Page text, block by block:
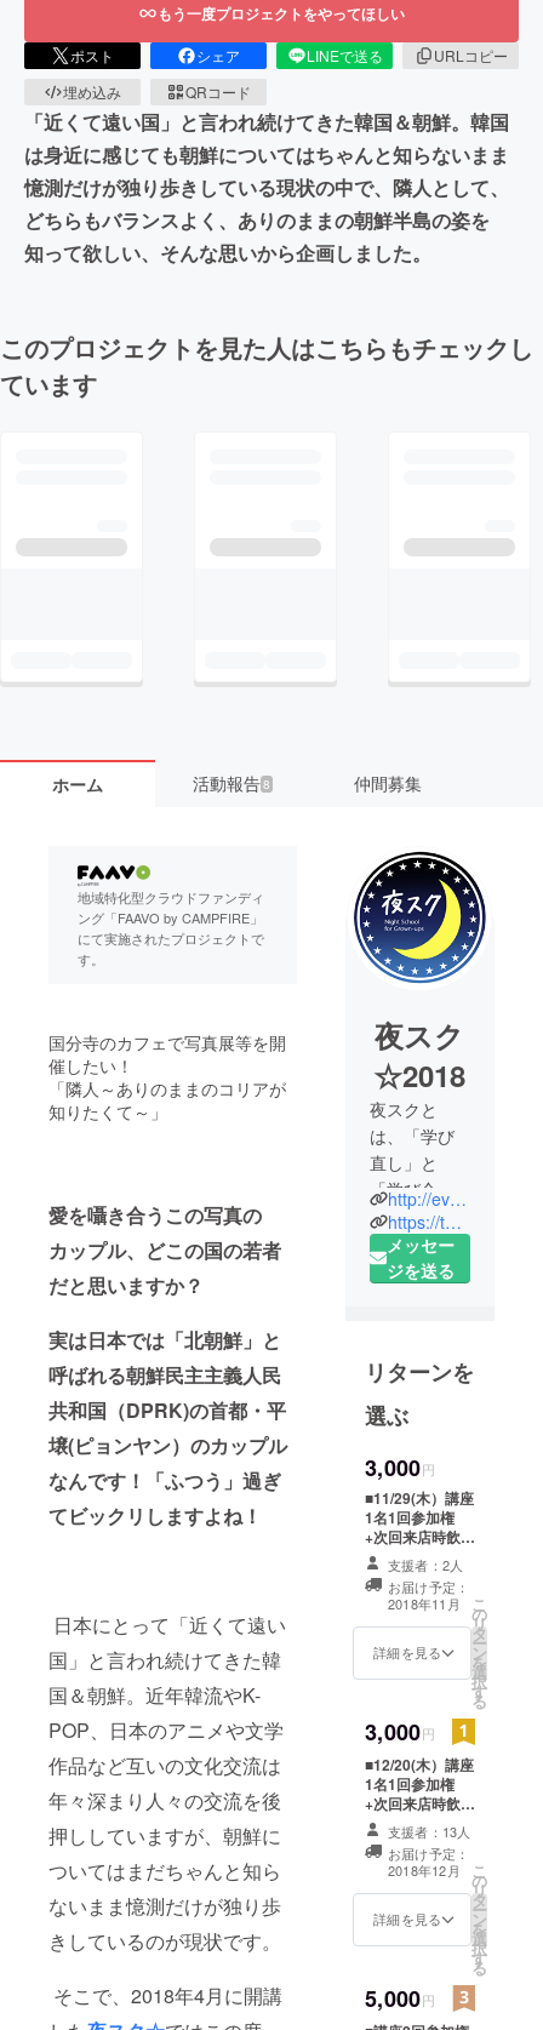
もう一度プロジェクトをやってほしい
ポスト シェア LINEで送る
URLコピー
埋め込み
QRコード
「近くて遠い国」と言われ続けてきた韓国＆朝鮮。韓国
は身近に感じても朝鮮についてはちゃんと知らないまま
憶測だけが独り歩きしている現状の中で、隣人として、
どちらもバランスよく、ありのままの朝鮮半島の姿を
知って欲しい、そんな思いから企画しました。
このプロジェクトを見た人はこちらもチェックし
ています
ホーム 活動報告8 仲間募集
地域特化型クラウドファンディ
ング「FAAVO by CAMPFIRE」
にて実施されたプロジェクトで
す。
国分寺のカフェで写真展等を開
催したい！
「隣人～ありのままのコリアが
知りたくて～」
愛を囁き合うこの写真の
カップル、どこの国の若者
だと思いますか？
実は日本では「北朝鮮」と
呼ばれる朝鮮民主主義人民
共和国（DPRK)の首都・平
壌(ピョンヤン）のカップル
なんです！「ふつう」過ぎ
てビックリしますよね！
日本にとって「近くて遠い
国」と言われ続けてきた韓
国＆朝鮮。近年韓流やK-
POP、日本のアニメや文学
作品など互いの文化交流は
年々深まり人々の交流を後
押ししていますが、朝鮮に
ついてはまだちゃんと知ら
ないまま憶測だけが独り歩
きしているのが現状です。
そこで、2018年4月に開講
夜スク
☆2018
夜スクと
は、「学び
直し」と
「学び合
い」をコン
セプトに、
専門家と地
りを通じて
学び合う
「大人の学
びの場」で
す。夏休み
や春休み等
の長期休暇
中は子ども
向け特別版
「昼スク」
も開催して
http://event.cafeslow.com/?eid=1081101
https://twitter.com/yorusuku2018
メッセー
ジを送る
リターンを
選ぶ
3,000円
■11/29(木）講座
1名1回参加権
+次回来店時飲食
代20％off優待券
付 ・2018年11
月29日19:00～
21:00 カフェス
ローにて開催 ■
次回来店時飲食
代20％off優待券
間は6か月です。
支援者：2人
お届け予定：
2018年11月
詳細を見る
こ
の
リ
タ
ー
ン
を
選
択
す
る
3,000円
■12/20(木）講座
1名1回参加権
+次回来店時飲食
代20％off優待券
付 ・2018年12
月20日19:00～
21:00 カフェス
ローにて開催 ■
次回来店時飲食
代20％off優待券
間は6ヶ月です。
支援者：13人
お届け予定：
2018年12月
詳細を見る
こ
の
リ
タ
ー
ン
を
選
択
す
る
5,000円